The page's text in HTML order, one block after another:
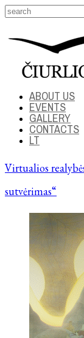
ABOUT US
EVENTS
GALLERY
CONTACTS
LT
Virtualios
sutvėrimas“